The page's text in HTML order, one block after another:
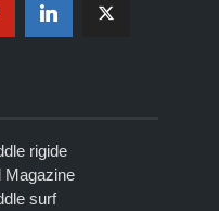
rigide
Magazine
surf